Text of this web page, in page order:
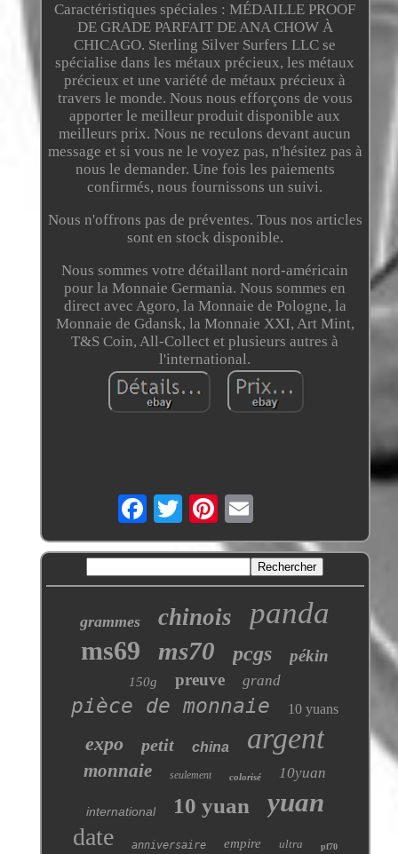
Caractéristiques spéciales : MÉDAILLE PROOF
DE GRADE PARFAIT DE ANA CHOW À
CHICAGO. Sterling Silver Surfers LLC se
spécialise dans les métaux précieux, les métaux
précieux et une variété de métaux précieux à
travers le monde. Nous nous efforçons de vous
apporter le meilleur produit disponible aux
meilleurs prix. Nous ne reculons devant aucun
message et si vous ne le voyez pas, n'hésitez pas à
nous le demander. Une fois les paiements
confirmés, nous fournissons un suivi.
Nous n'offrons pas de préventes. Tous nos articles
sont en stock disponible.
Nous sommes votre détaillant nord-américain
pour la Monnaie Germania. Nous sommes en
direct avec Agoro, la Monnaie de Pologne, la
Monnaie de Gdansk, la Monnaie XXI, Art Mint,
T&S Coin, All-Collect et plusieurs autres à
l'international.
grammes chinois panda
ms69 ms70 pcgs pékin
150g preuve grand
pièce de monnaie 10 yuans
expo petit china argent
monnaie seulement colorisé 10yuan
international 10 yuan yuan
date anniversaire empire ultra pf70